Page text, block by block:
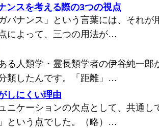
ンスを考える際の3つの視点
バナンス」という言葉には、それ
によって、三つの用法が…
る人類学・霊長類学者の伊谷純一郎
類したんです。「距離」…
しにくい理由
ニケーションの欠点として、共通
という点でした。（略）…